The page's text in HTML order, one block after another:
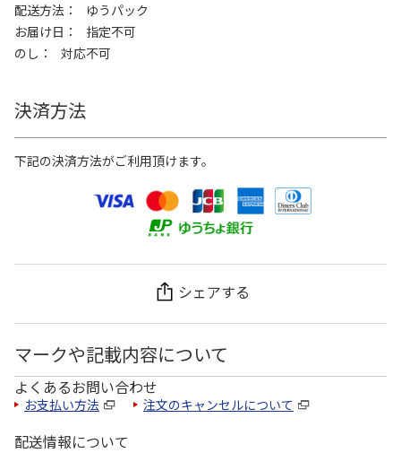
配送方法
ゆうパック
お届け日
指定不可
のし
対応不可
決済方法
下記の決済方法がご利用頂けます。
シェアする
マークや記載内容について
よくあるお問い合わせ
お支払い方法 注文のキャンセルについて
配送情報について